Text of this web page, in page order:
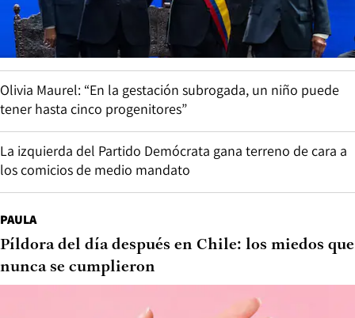
Olivia Maurel: “En la gestación subrogada, un niño puede
tener hasta cinco progenitores”
La izquierda del Partido Demócrata gana terreno de cara a
los comicios de medio mandato
PAULA
Píldora del día después en Chile: los miedos que
nunca se cumplieron